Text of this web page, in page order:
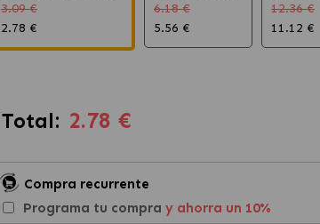
3.09 €
2.78 €
6.18 €
5.56 €
12.36 €
11.12 €
Total: 2.78 €
Compra recurrente
Programa tu compra y ahorra un 10%